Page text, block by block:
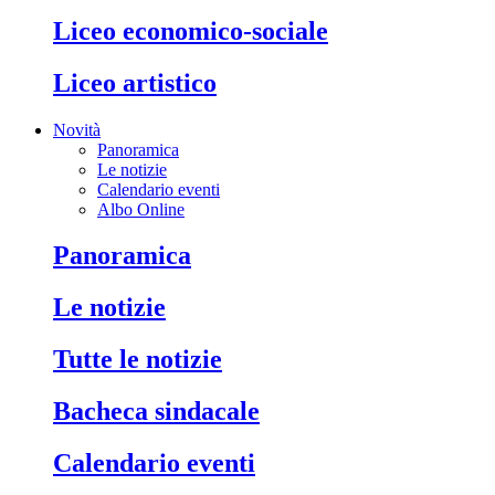
liceo economico-sociale
liceo artistico
Novità
Panoramica
Le notizie
Calendario eventi
Albo Online
panoramica
le notizie
tutte le notizie
bacheca sindacale
calendario eventi